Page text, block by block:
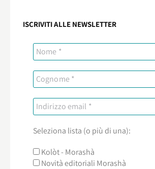
ISCRIVITI ALLE NEWSLETTER
Seleziona lista (o più di una):
Kolòt - Morashà
Novità editoriali Morashà